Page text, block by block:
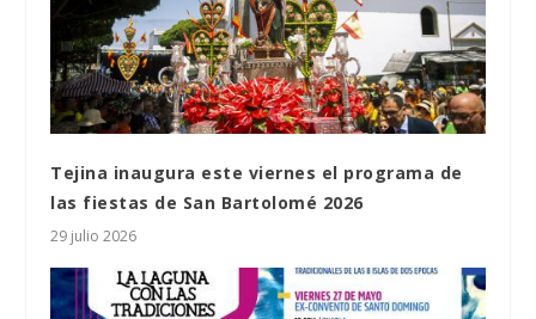
Tejina inaugura este viernes el programa de
las fiestas de San Bartolomé 2026
29 julio 2026